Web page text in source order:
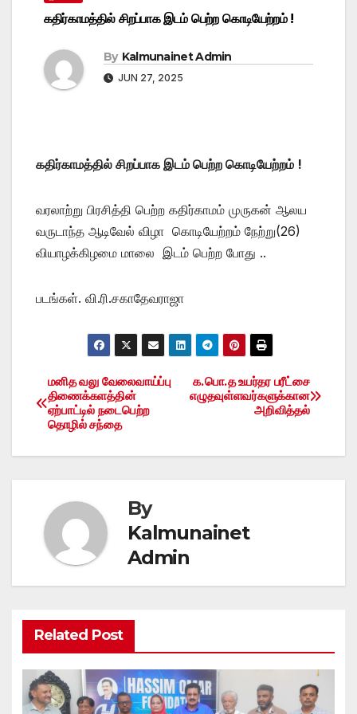
கதிர்காமத்தில் சிறப்பாக இடம் பெற்ற கொடியேற்றம் !
By Kalmunainet Admin
JUN 27, 2025
கதிர்காமத்தில் சிறப்பாக இடம் பெற்ற கொடியேற்றம் !
வரலாற்று பிரசித்தி பெற்ற கதிர்காமம் முருகன் ஆலய
வருடாந்த ஆடிவேல் விழா கொடியேற்றம் நேற்று(26)
வியாழக்கிழமை மாலை இடம் பெற்ற போது ..
படங்கள். வி.ரி.சகாதேவராஜா
Post
navigation
க.பொ.த உயர்தர பரீட்சை
எழுதவுள்ளவர்களுக்கான
அறிவித்தல்
மனித வலு வேலைவாய்ப்பு
திணைக்களத்தின்
ஏற்பாட்டில் நடைபெற்ற
தொழில் சந்தை
By
Kalmunainet
Admin
Related Post